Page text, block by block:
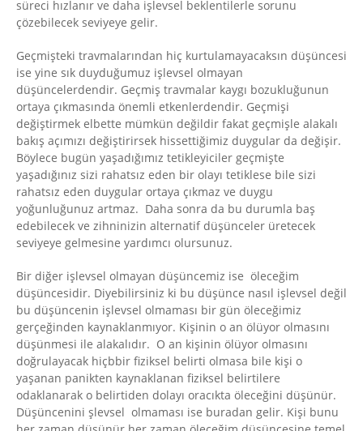
süreci hızlanır ve daha işlevsel beklentilerle sorunu
çözebilecek seviyeye gelir.
Geçmişteki travmalarından hiç kurtulamayacaksın düşüncesi
ise yine sık duyduğumuz işlevsel olmayan
düşüncelerdendir. Geçmiş travmalar kaygı bozukluğunun
ortaya çıkmasında önemli etkenlerdendir. Geçmişi
değiştirmek elbette mümkün değildir fakat geçmişle alakalı
bakış açımızı değiştirirsek hissettiğimiz duygular da değişir.
Böylece bugün yaşadığımız tetikleyiciler geçmişte
yaşadığınız sizi rahatsız eden bir olayı tetiklese bile sizi
rahatsız eden duygular ortaya çıkmaz ve duygu
yoğunluğunuz artmaz. Daha sonra da bu durumla baş
edebilecek ve zihninizin alternatif düşünceler üretecek
seviyeye gelmesine yardımcı olursunuz.
Bir diğer işlevsel olmayan düşüncemiz ise öleceğim
düşüncesidir. Diyebilirsiniz ki bu düşünce nasıl işlevsel değil
bu düşüncenin işlevsel olmaması bir gün öleceğimiz
gerçeğinden kaynaklanmıyor. Kişinin o an ölüyor olmasını
düşünmesi ile alakalıdır. O an kişinin ölüyor olmasını
doğrulayacak hiçbbir fiziksel belirti olmasa bile kişi o
yaşanan panikten kaynaklanan fiziksel belirtilere
odaklanarak o belirtiden dolayı oracıkta öleceğini düşünür.
Düşüncenini şlevsel olmaması ise buradan gelir. Kişi bunu